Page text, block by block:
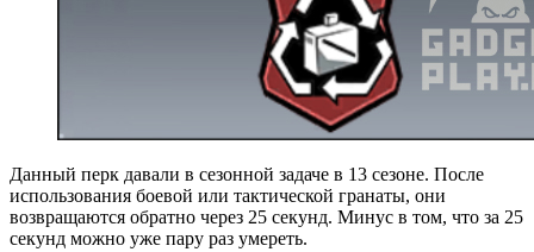
Данный перк давали в сезонной задаче в 13 сезоне. После
использования боевой или тактической гранаты, они
возвращаются обратно через 25 секунд. Минус в том, что за 25
секунд можно уже пару раз умереть.